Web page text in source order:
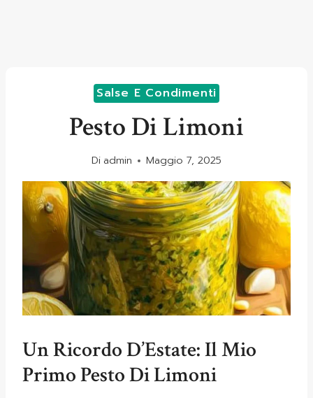
Salse E Condimenti
Pesto Di Limoni
Di admin Maggio 7, 2025
Un Ricordo D’Estate: Il Mio
Primo Pesto Di Limoni